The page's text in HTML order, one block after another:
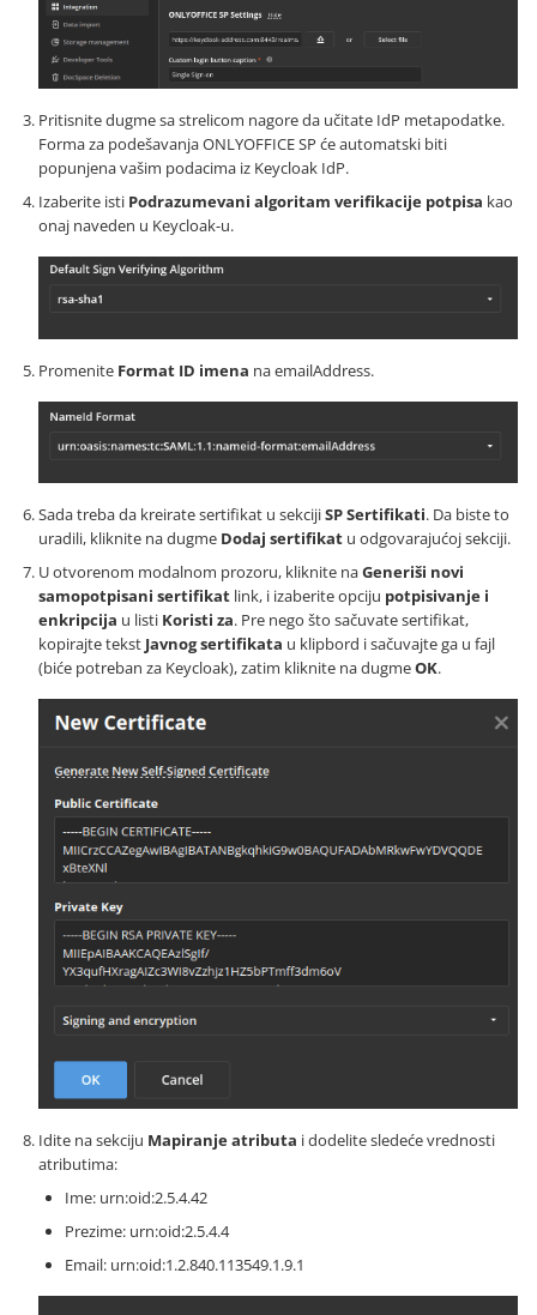
Pritisnite dugme sa strelicom nagore da učitate IdP metapodatke.
Forma za podešavanja ONLYOFFICE SP će automatski biti
popunjena vašim podacima iz Keycloak IdP.
Izaberite isti Podrazumevani algoritam verifikacije potpisa kao
onaj naveden u Keycloak-u.
Promenite Format ID imena na emailAddress.
Sada treba da kreirate sertifikat u sekcijiSP Sertifikati. Da biste to
uradili, kliknite na dugme Dodaj sertifikat u odgovarajućoj sekciji.
U otvorenom modalnom prozoru, kliknite naGeneriši novi
samopotpisani sertifikat link, i izaberite opciju potpisivanje i
enkripcija u listi Koristi za. Pre nego što sačuvate sertifikat,
kopirajte tekst Javnog sertifikata u klipbord i sačuvajte ga u fajl
(biće potreban za Keycloak), zatim kliknite na dugmeOK.
Idite na sekciju Mapiranje atributa i dodelite sledeće vrednosti
atributima:
Ime: urn:oid:2.5.4.42
Prezime: urn:oid:2.5.4.4
Email: urn:oid:1.2.840.113549.1.9.1